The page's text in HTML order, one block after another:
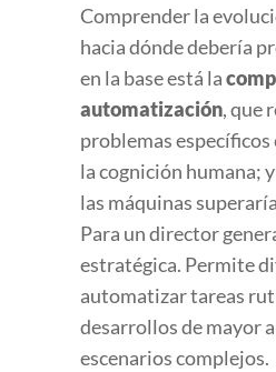
Comprender la
hacia dónde debería
en la base está la
automatización, que
problemas
la cognición humana;
las máquinas
Para un director
estratégica. Permite
automatizar tareas
desarrollos de mayor
escenarios complejos.